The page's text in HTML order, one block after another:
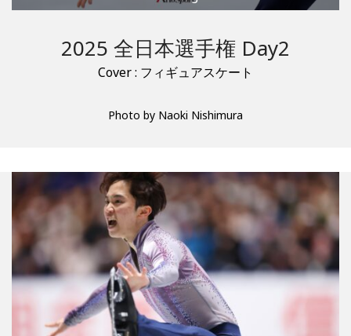
2025 全日本選手権 Day2
Cover : フィギュアスケート
Photo by Naoki Nishimura